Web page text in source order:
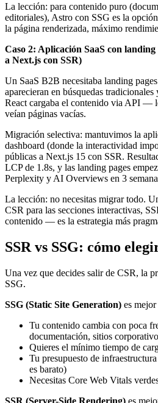
La lección: para contenido puro
editoriales), Astro con SSG es la
la página renderizada, máximo
Caso 2: Aplicación SaaS con
a Next.js con SSR)
Un SaaS B2B necesitaba landing
aparecieran en búsquedas
React cargaba el contenido via API —
veían páginas vacías.
Migración selectiva: mantuvimos la
dashboard (donde la interactividad
públicas a Next.js 15 con SSR.
LCP de 1.8s, y las landing pages
Perplexity y AI Overviews en 3
La lección: no necesitas migrar todo.
CSR para las secciones interactivas,
contenido — es la estrategia más
SSR vs SSG: cómo
Una vez que decides salir de CSR, la
SSG.
SSG (Static Site Generation) es
Tu contenido cambia con poca
documentación, sitios
Quieres el mínimo tiempo de
Tu presupuesto de
es barato)
Necesitas Core Web Vitals
SSR (Server-Side Rendering) es